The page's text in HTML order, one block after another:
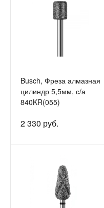
Busch, Фреза алмазная
цилиндр 5,5мм, с/а
840KR(055)
2 330 руб.